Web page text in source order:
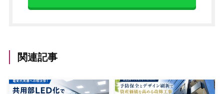
関連記事